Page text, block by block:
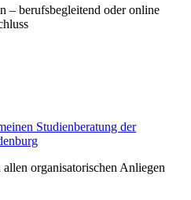
– berufsbegleitend oder online
organisatorischen Anliegen